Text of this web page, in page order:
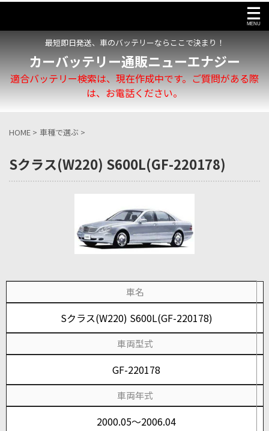
最短即日発送、車のバッテリーならここで決まり！
カーバッテリー通販ニューエナジー
適合バッテリー検索は、現在作成中です。ご質問がある際
は、お電話ください。
HOME > 車種で選ぶ >
Sクラス(W220) S600L(GF-220178)
車名
Sクラス(W220) S600L(GF-220178)
車両型式
GF-220178
車両年式
2000.05～2006.04